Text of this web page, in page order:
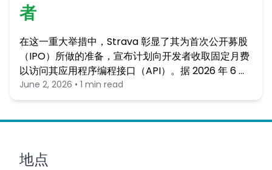
者
在这一重大举措中，Strava 彰显了其为首次公开募股
（IPO）所做的准备，宣布计划向开发者收取固定月费
以访问其应用程序编程接口（API）。据 2026 年 6 …
June 2, 2026 • 1 min read
地点